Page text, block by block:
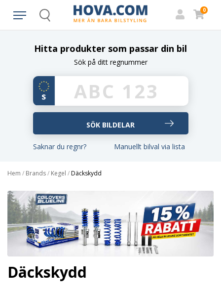
Search
0
Hitta produkter som passar din bil
Sök på ditt regnummer
Saknar du regnr? Manuellt bilval via lista
Hem / Brands/ Kegel /Däckskydd
Däckskydd